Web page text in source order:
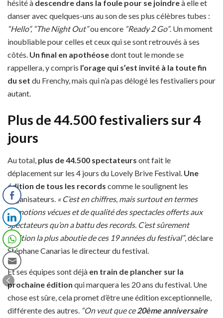
hésité à descendre dans la foule pour se joindreà elle et
danser avec quelques-uns au son de ses plus célèbres tubes :
“Hello”, “The Night Out”ou encore “Ready 2 Go”. Un moment
inoubliable pour celles et ceux qui se sont retrouvés à ses
côtés. Un final en apothéosedont tout le monde se
rappellera, y compris l’orage qui s’est invité à la toute fin
du set du Frenchy, mais qui n’a pas délogé les festivaliers pour
autant.
Plus de 44.500 festivaliers sur 4
jours
Au total, plus de 44.500 spectateurs ont fait le
déplacement sur les 4 jours du Lovely Brive Festival. Une
édition de tous les records comme le soulignent les
organisateurs. « C’est en chiffres, mais surtout en termes
d’émotions vécues et de qualité des spectacles offerts aux
spectateurs qu’on a battu des records. C’est sûrement
l’édition la plus aboutie de ces 19 années du festival”, déclare
Stéphane Canarias le directeur du festival.
Et ses équipes sont déjà en train de plancher sur la
prochaine édition qui marquera les 20 ans du festival. Une
chose est sûre, cela promet d’être une édition exceptionnelle,
différente des autres. “On veut que ce20ème anniversaire